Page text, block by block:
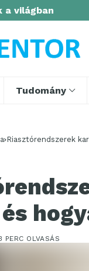
a világban
Tudomány
Riasztórendszerek
PERC OLVASÁS